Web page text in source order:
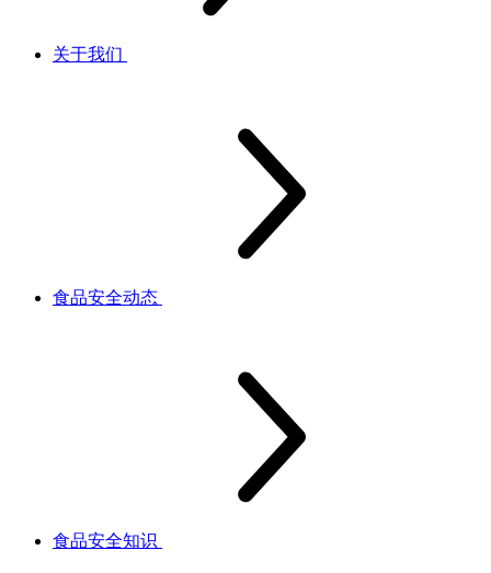
关于我们
食品安全动态
食品安全知识